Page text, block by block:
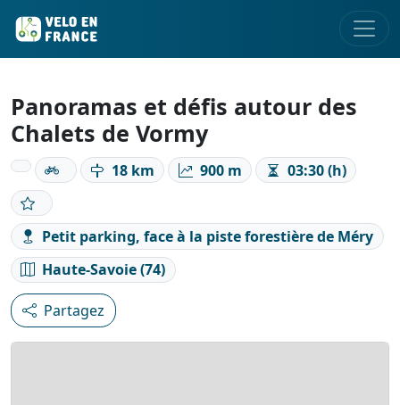
Panoramas et défis autour des
Chalets de Vormy
18 km 900 m 03:30 (h)
Petit parking, face à la piste forestière de Méry
Haute-Savoie (74)
Partagez